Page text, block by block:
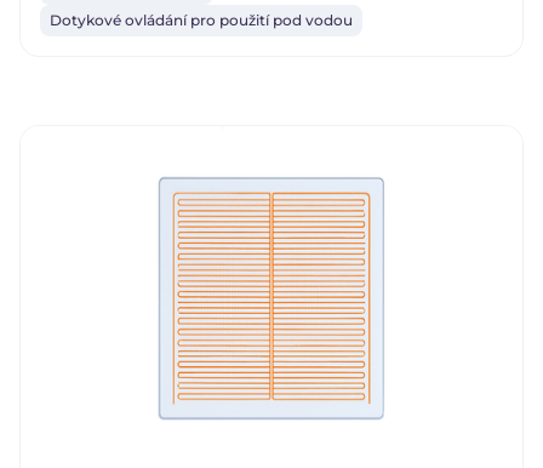
Dotykové ovládání pro použití pod vodou